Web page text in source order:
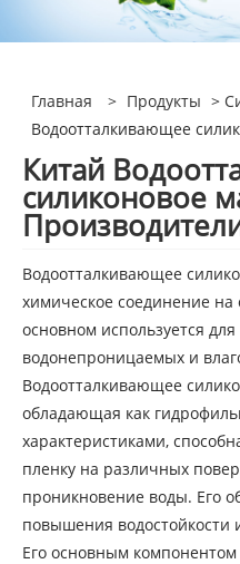
Главная > Продукты >
Водоотталкивающее
Китай
силиконовое
Водоотталкивающее
химическое соединение на
основном используется
водонепроницаемых и
Водоотталкивающее
обладающая как
характеристиками,
пленку на различных
проникновение воды. Его
повышения водостойкости
Его основным